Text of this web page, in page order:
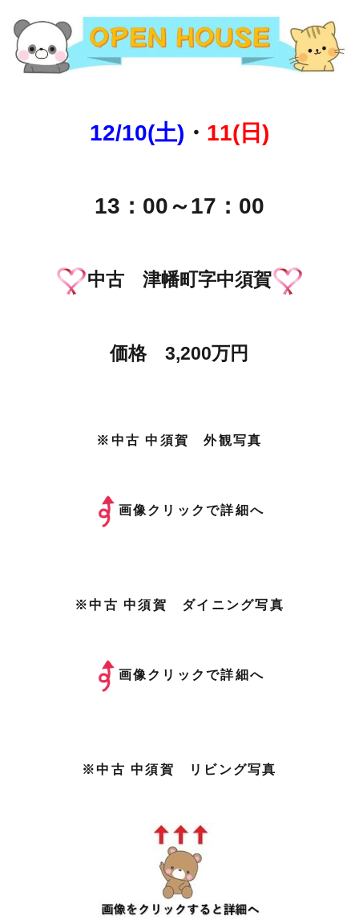
12/10(土) ・ 11(日)
13：00～17：00
中古 津幡町字中須賀
価格 3,200万円
※中古 中須賀 外観写真
画像クリックで詳細へ
※中古 中須賀 ダイニング写真
画像クリックで詳細へ
※中古 中須賀 リビング写真